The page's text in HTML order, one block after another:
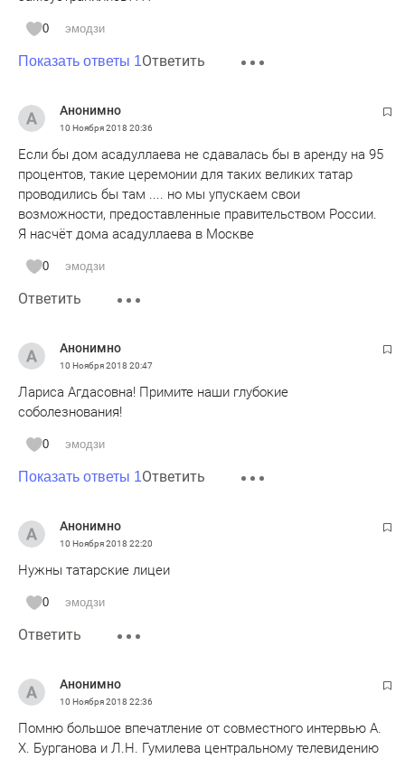
0 эмодзи
Показать ответы 1Ответить
Анонимно
10 Ноября 2018 20:36
Если бы дом асадуллаева не сдавалась бы в аренду на 95
процентов, такие церемонии для таких великих татар
проводились бы там .... но мы упускаем свои
возможности, предоставленные правительством России.
Я насчёт дома асадуллаева в Москве
0 эмодзи
Ответить
Анонимно
10 Ноября 2018 20:47
Лариса Агдасовна! Примите наши глубокие
соболезнования!
0 эмодзи
Показать ответы 1Ответить
Анонимно
10 Ноября 2018 22:20
Нужны татарские лицеи
0 эмодзи
Ответить
Анонимно
10 Ноября 2018 22:36
Помню большое впечатление от совместного интервью А.
Х. Бурганова и Л.Н. Гумилева центральному телевидению